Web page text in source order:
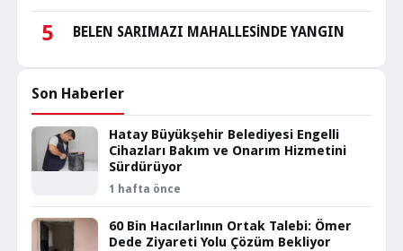
5 BELEN SARIMAZI MAHALLESİNDE YANGIN
Son Haberler
Hatay Büyükşehir Belediyesi Engelli
Cihazları Bakım ve Onarım Hizmetini
Sürdürüyor
1 hafta önce
60 Bin Hacılarlının Ortak Talebi: Ömer
Dede Ziyareti Yolu Çözüm Bekliyor